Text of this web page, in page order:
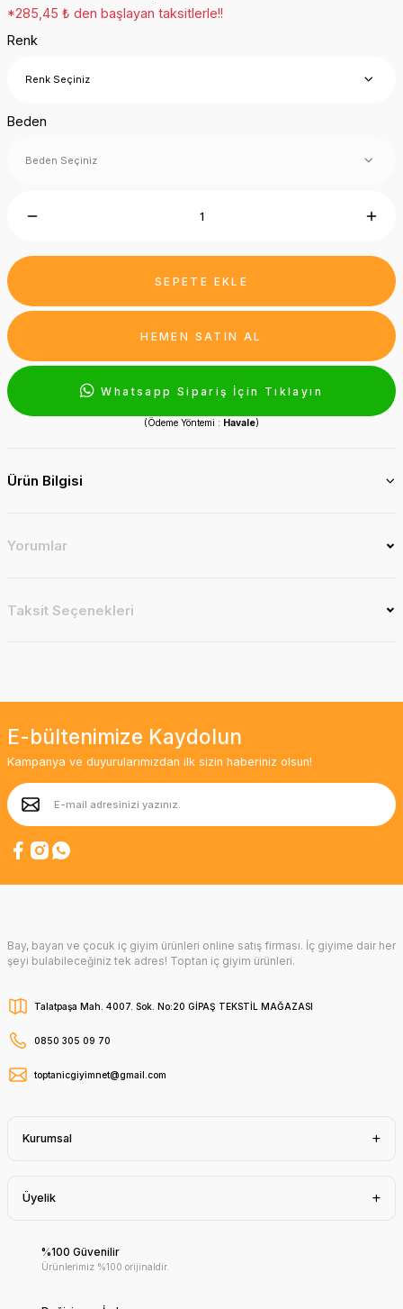
*285,45 ₺ den başlayan taksitlerle!!
Renk
Beden
SEPETE EKLE
HEMEN SATIN AL
Whatsapp Sipariş İçin Tıklayın
(Ödeme Yöntemi : Havale)
Ürün Bilgisi
Yorumlar
Taksit Seçenekleri
E-bültenimize Kaydolun
Kampanya ve duyurularımızdan ilk sizin haberiniz olsun!
Bay, bayan ve çocuk iç giyim ürünleri online satış firması. İç giyime dair her
şeyi bulabileceğiniz tek adres! Toptan iç giyim ürünleri.
Talatpaşa Mah. 4007. Sok. No:20 GİPAŞ TEKSTİL MAĞAZASI
0850 305 09 70
toptanicgiyimnet@gmail.com
Kurumsal
Üyelik
%100 Güvenilir
Ürünlerimiz %100 orijinaldir.